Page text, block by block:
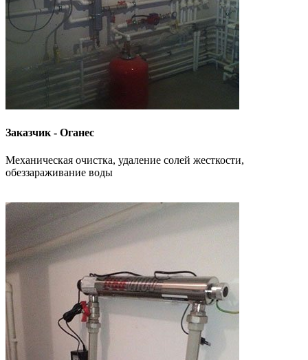
Заказчик - Оганес
Механическая очистка, удаление солей жесткости,
обеззараживание воды